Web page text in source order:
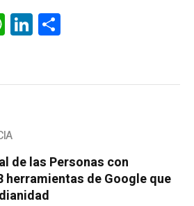
WhatsAppLinkedIn
de las Personas con
herramientas de Google que